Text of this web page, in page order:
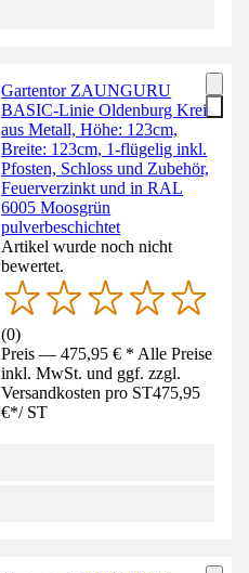
Gartentor ZAUNGURU
BASIC-Linie Oldenburg Kreis
aus Metall, Höhe: 123cm,
Breite: 123cm, 1-flügelig inkl.
Pfosten, Schloss und Zubehör,
Feuerverzinkt und in RAL
6005 Moosgrün
pulverbeschichtet
Artikel wurde noch nicht
bewertet.
(0)
Preis — 475,95 € * Alle Preise
inkl. MwSt. und ggf. zzgl.
Versandkosten pro ST475,95
€*/ ST